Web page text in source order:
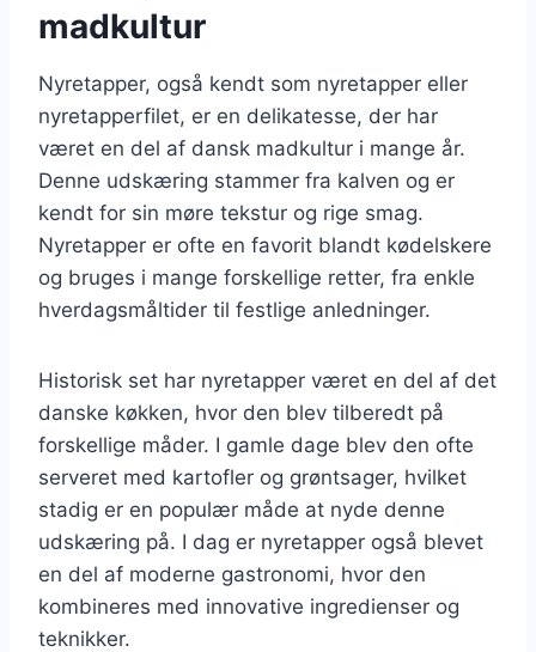
madkultur
Nyretapper, også kendt som nyretapper eller
nyretapperfilet, er en delikatesse, der har
været en del af dansk madkultur i mange år.
Denne udskæring stammer fra kalven og er
kendt for sin møre tekstur og rige smag.
Nyretapper er ofte en favorit blandt kødelskere
og bruges i mange forskellige retter, fra enkle
hverdagsmåltider til festlige anledninger.
Historisk set har nyretapper været en del af det
danske køkken, hvor den blev tilberedt på
forskellige måder. I gamle dage blev den ofte
serveret med kartofler og grøntsager, hvilket
stadig er en populær måde at nyde denne
udskæring på. I dag er nyretapper også blevet
en del af moderne gastronomi, hvor den
kombineres med innovative ingredienser og
teknikker.